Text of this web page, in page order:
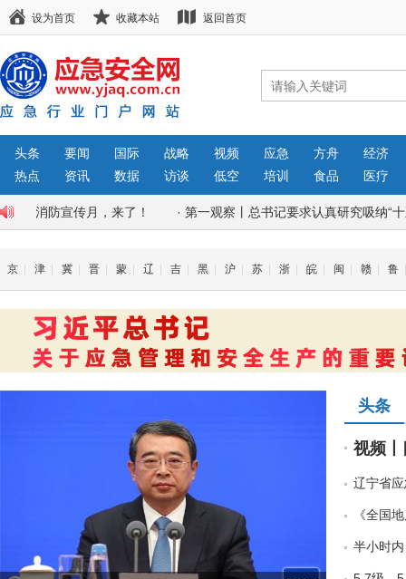
设为首页 收藏本站 返回首页
头条 要闻 国际 战略 视频 应急 方舟
经济
热点
资讯 数据 访谈 低空 培训 食品 医疗
消防宣传月，来了！ · 第一观察丨总书记要求认真研究吸纳“十五五
京 津 冀 晋 蒙 辽 吉 黑 沪 苏 浙 皖 闽 赣 鲁
头条
辽宁省
《全国
半小时